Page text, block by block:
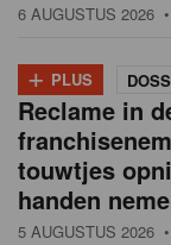
6 AUGUSTUS 2026
+ PLUS
Reclame in
touwtjes
handen
5 AUGUSTUS 2026